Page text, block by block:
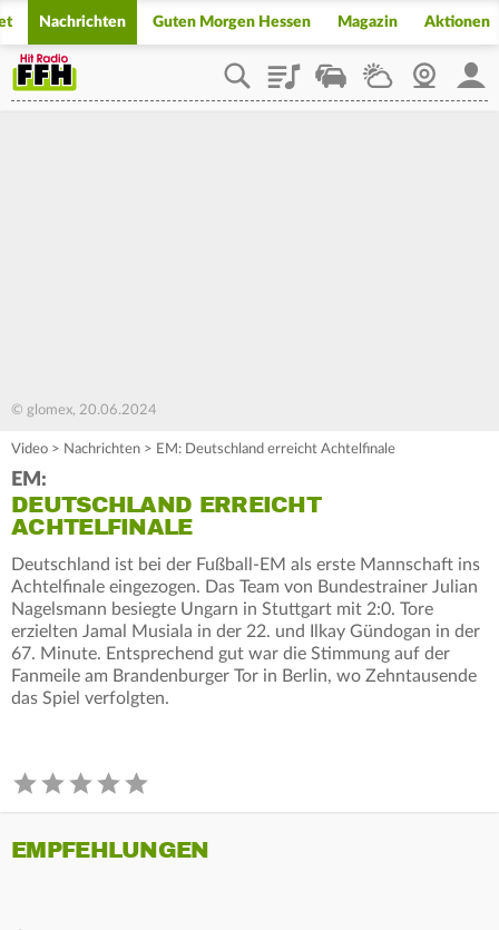
Nachrichten Guten Morgen Hessen Magazin Aktionen
PlaylistStaupilotWetterWebcam
© glomex, 20.06.2024
Video > Nachrichten > EM: Deutschland erreicht Achtelfinale
EM:
DEUTSCHLAND ERREICHT
ACHTELFINALE
Deutschland ist bei der Fußball-EM als erste Mannschaft ins
Achtelfinale eingezogen. Das Team von Bundestrainer Julian
Nagelsmann besiegte Ungarn in Stuttgart mit 2:0. Tore
erzielten Jamal Musiala in der 22. und Ilkay Gündogan in der
67. Minute. Entsprechend gut war die Stimmung auf der
Fanmeile am Brandenburger Tor in Berlin, wo Zehntausende
das Spiel verfolgten.
EMPFEHLUNGEN